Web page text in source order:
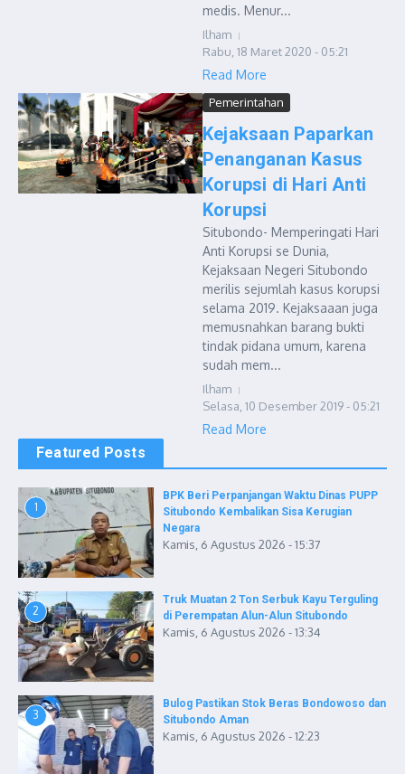
medis. Menur...
Ilham
Rabu, 18 Maret 2020 - 05:21
Read More
Pemerintahan
Kejaksaan Paparkan
Penanganan Kasus
Korupsi di Hari Anti
Korupsi
Situbondo- Memperingati Hari
Anti Korupsi se Dunia,
Kejaksaan Negeri Situbondo
merilis sejumlah kasus korupsi
selama 2019. Kejaksaaan juga
memusnahkan barang bukti
tindak pidana umum, karena
sudah mem...
Ilham
Selasa, 10 Desember 2019 - 05:21
Read More
Featured Posts
1
BPK Beri Perpanjangan Waktu Dinas PUPP
Situbondo Kembalikan Sisa Kerugian
Negara
Kamis, 6 Agustus 2026 - 15:37
2
Truk Muatan 2 Ton Serbuk Kayu Terguling
di Perempatan Alun-Alun Situbondo
Kamis, 6 Agustus 2026 - 13:34
3
Bulog Pastikan Stok Beras Bondowoso dan
Situbondo Aman
Kamis, 6 Agustus 2026 - 12:23